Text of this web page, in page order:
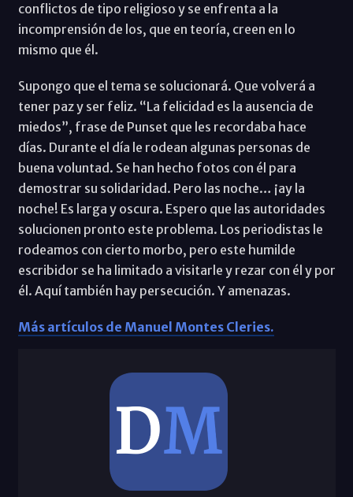
conflictos de tipo religioso y se enfrenta a la
incomprensión de los, que en teoría, creen en lo
mismo que él.
Supongo que el tema se solucionará. Que volverá a
tener paz y ser feliz. “La felicidad es la ausencia de
miedos”, frase de Punset que les recordaba hace
días. Durante el día le rodean algunas personas de
buena voluntad. Se han hecho fotos con él para
demostrar su solidaridad. Pero las noche… ¡ay la
noche! Es larga y oscura. Espero que las autoridades
solucionen pronto este problema. Los periodistas le
rodeamos con cierto morbo, pero este humilde
escribidor se ha limitado a visitarle y rezar con él y por
él. Aquí también hay persecución. Y amenazas.
Más artículos de Manuel Montes Cleries.